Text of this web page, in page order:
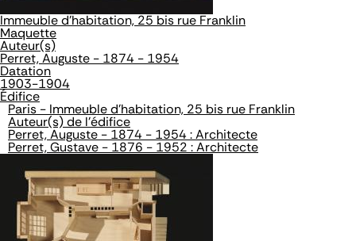
Immeuble d'habitation, 25 bis rue Franklin
Maquette
Auteur(s)
Perret, Auguste - 1874 - 1954
Datation
1903-1904
Édifice
Paris - Immeuble d'habitation, 25 bis rue Franklin
Auteur(s) de l'édifice
Perret, Auguste - 1874 - 1954 : Architecte
Perret, Gustave - 1876 - 1952 : Architecte